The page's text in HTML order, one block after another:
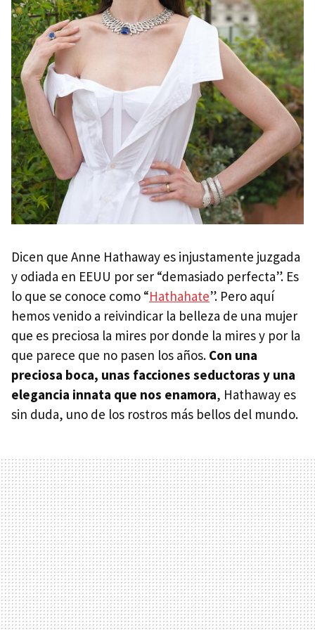
Angelina Jolie
Julianne Moore
Halle Berry
Monica Bellucci
Julia Roberts
Sharon Stone
Penélope Cruz
Blanca Suárez
Paz Vega
Hiba Abouk
Ester Expósito
Alejandra Onieva
Bárbara Lennie
Las deportistas más atractivas del mundo
Ana Ivanovic
Paige Spiranac
Lindsey Vonn
Anna Kournikova
Bárbara Domingos
Sofia Raffaeli
Dicen que Anne Hathaway es injustamente juzgada
y odiada en EEUU por ser “demasiado perfecta”. Es
lo que se conoce como “Hathahate”. Pero aquí
hemos venido a reivindicar la belleza de una mujer
que es preciosa la mires por donde la mires y por la
que parece que no pasen los años. Con una
preciosa boca, unas facciones seductoras y una
elegancia innata que nos enamora, Hathaway es
sin duda, uno de los rostros más bellos del mundo.